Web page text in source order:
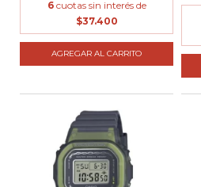
6 cuotas sin interés de
$37.400